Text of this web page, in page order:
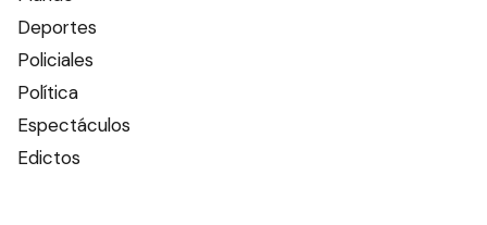
Deportes
Policiales
Política
Espectáculos
Edictos